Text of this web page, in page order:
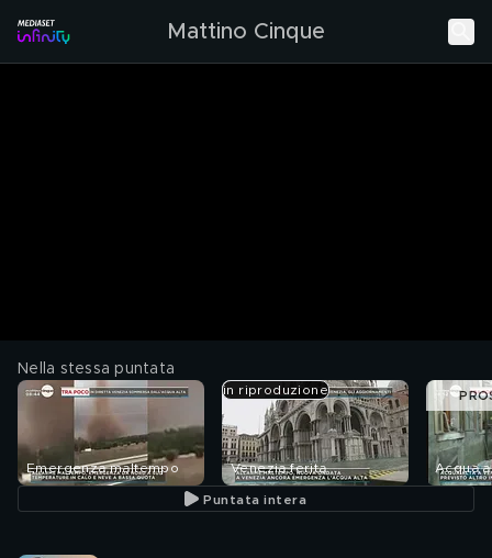
Mattino Cinque
Nella stessa puntata
Emergenza maltempo
in riproduzione
Venezia ferita Acqua
Puntata intera